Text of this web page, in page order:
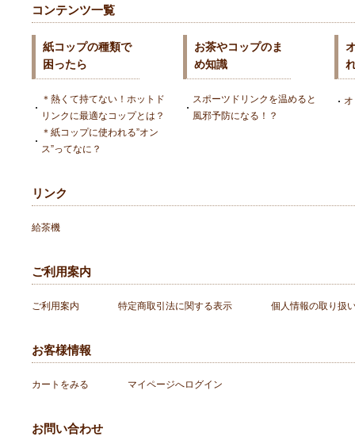
コンテンツ一覧
紙コップの種類で
困ったら
＊熱くて持てない！ホットド
リンクに最適なコップとは？
＊紙コップに使われる”オン
ス”ってなに？
お茶やコップのま
め知識
スポーツドリンクを温めると
風邪予防になる！？
リンク
給茶機
ご利用案内
ご利用案内 特定商取引法に関する表示 個人情報の取り扱
お客様情報
カートをみる マイページへログイン
お問い合わせ